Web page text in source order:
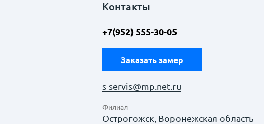
Контакты
+7(952) 555-30-05
Заказать замер
s-servis@mp.net.ru
Филиал
Острогожск, Воронежская область